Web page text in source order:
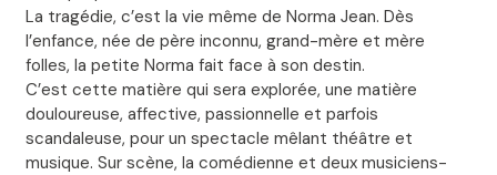
La tragédie, c’est la vie même de Norma Jean. Dès
l’enfance, née de père inconnu, grand-mère et mère
folles, la petite Norma fait face à son destin.
C’est cette matière qui sera explorée, une matière
douloureuse, affective, passionnelle et parfois
scandaleuse, pour un spectacle mêlant théâtre et
musique. Sur scène, la comédienne et deux musiciens-